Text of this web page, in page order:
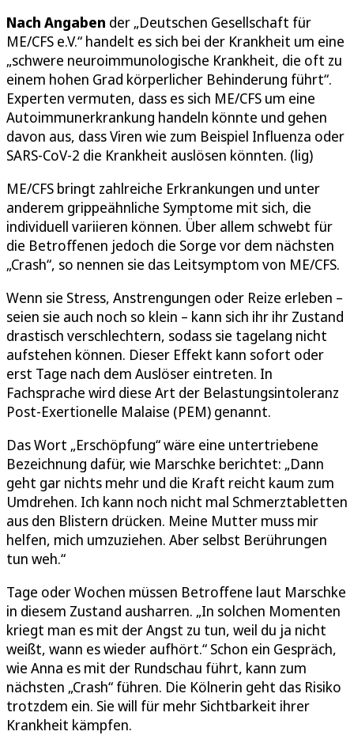
Nach Angaben der „Deutschen Gesellschaft für
ME/CFS e.V.“ handelt es sich bei der Krankheit um eine
„schwere neuroimmunologische Krankheit, die oft zu
einem hohen Grad körperlicher Behinderung führt“.
Experten vermuten, dass es sich ME/CFS um eine
Autoimmunerkrankung handeln könnte und gehen
davon aus, dass Viren wie zum Beispiel Influenza oder
SARS-CoV-2 die Krankheit auslösen könnten. (lig)
ME/CFS bringt zahlreiche Erkrankungen und unter
anderem grippeähnliche Symptome mit sich, die
individuell variieren können. Über allem schwebt für
die Betroffenen jedoch die Sorge vor dem nächsten
„Crash“, so nennen sie das Leitsymptom von ME/CFS.
Wenn sie Stress, Anstrengungen oder Reize erleben –
seien sie auch noch so klein – kann sich ihr ihr Zustand
drastisch verschlechtern, sodass sie tagelang nicht
aufstehen können. Dieser Effekt kann sofort oder
erst Tage nach dem Auslöser eintreten. In
Fachsprache wird diese Art der Belastungsintoleranz
Post-Exertionelle Malaise (PEM) genannt.
Das Wort „Erschöpfung“ wäre eine untertriebene
Bezeichnung dafür, wie Marschke berichtet: „Dann
geht gar nichts mehr und die Kraft reicht kaum zum
Umdrehen. Ich kann noch nicht mal Schmerztabletten
aus den Blistern drücken. Meine Mutter muss mir
helfen, mich umzuziehen. Aber selbst Berührungen
tun weh.“
Tage oder Wochen müssen Betroffene laut Marschke
in diesem Zustand ausharren. „In solchen Momenten
kriegt man es mit der Angst zu tun, weil du ja nicht
weißt, wann es wieder aufhört.“ Schon ein Gespräch,
wie Anna es mit der Rundschau führt, kann zum
nächsten „Crash“ führen. Die Kölnerin geht das Risiko
trotzdem ein. Sie will für mehr Sichtbarkeit ihrer
Krankheit kämpfen.